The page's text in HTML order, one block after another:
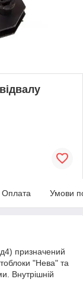
Оплата Умови
призначений
"Нева" та
Внутрішній